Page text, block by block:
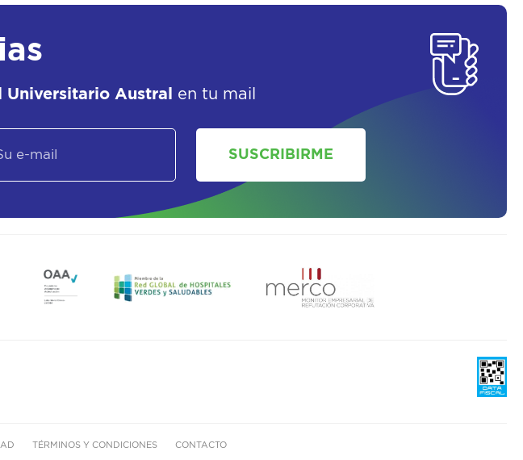
Universitario Austral en tu mail
SUSCRIBIRME
TÉRMINOS Y CONDICIONES CONTACTO